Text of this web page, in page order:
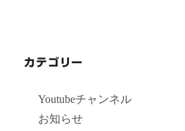
カテゴリー
Youtubeチャンネル
お知らせ